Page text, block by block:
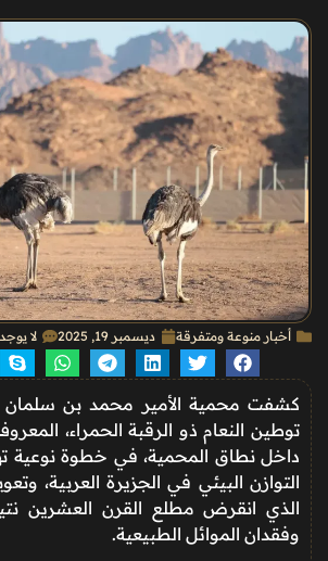
أخبار منوعة ومتفرقة ديسمبر 19, 2025 لا
كشفت محمية الأمير محمد بن سلمان
توطين النعام ذو الرقبة الحمراء،
داخل نطاق المحمية، في خطوة نوعية
التوازن البيئي في الجزيرة العربية،
الذي انقرض مطلع القرن العشرين
وفقدان الموائل الطبيعية.